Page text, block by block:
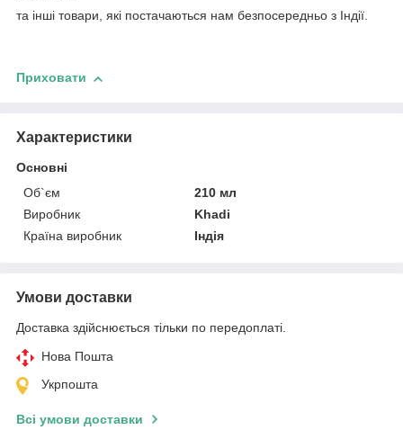
та інші товари, які постачаються нам безпосередньо з Індії.
Приховати
Характеристики
Основні
Об`єм
210 мл
Виробник
Khadi
Країна виробник
Індія
Умови доставки
Доставка здійснюється тільки по передоплаті.
Нова Пошта
Укрпошта
Всі умови доставки